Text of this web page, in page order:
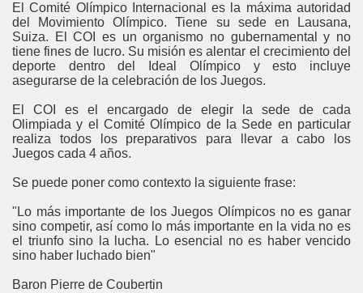
El Comité Olí­mpico Internacional es la máxima autoridad
del Movimiento Olímpico. Tiene su sede en Lausana,
Suiza. El COI es un organismo no gubernamental y no
tiene fines de lucro. Su misión es alentar el crecimiento del
deporte dentro del Ideal Olí­mpico y esto incluye
asegurarse de la celebración de los Juegos.
El COI es el encargado de elegir la sede de cada
Olimpiada y el Comité Olí­mpico de la Sede en particular
realiza todos los preparativos para llevar a cabo los
Juegos cada 4 años.
Se puede poner como contexto la siguiente frase:
"Lo más importante de los Juegos Olímpicos no es ganar
sino competir, así­ como lo más importante en la vida no es
el triunfo sino la lucha. Lo esencial no es haber vencido
sino haber luchado bien"
Baron Pierre de Coubertin